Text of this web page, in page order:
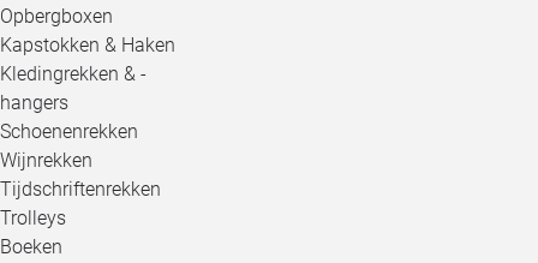
Opbergboxen
Kapstokken & Haken
Kledingrekken & -
hangers
Schoenenrekken
Wijnrekken
Tijdschriftenrekken
Trolleys
Boeken